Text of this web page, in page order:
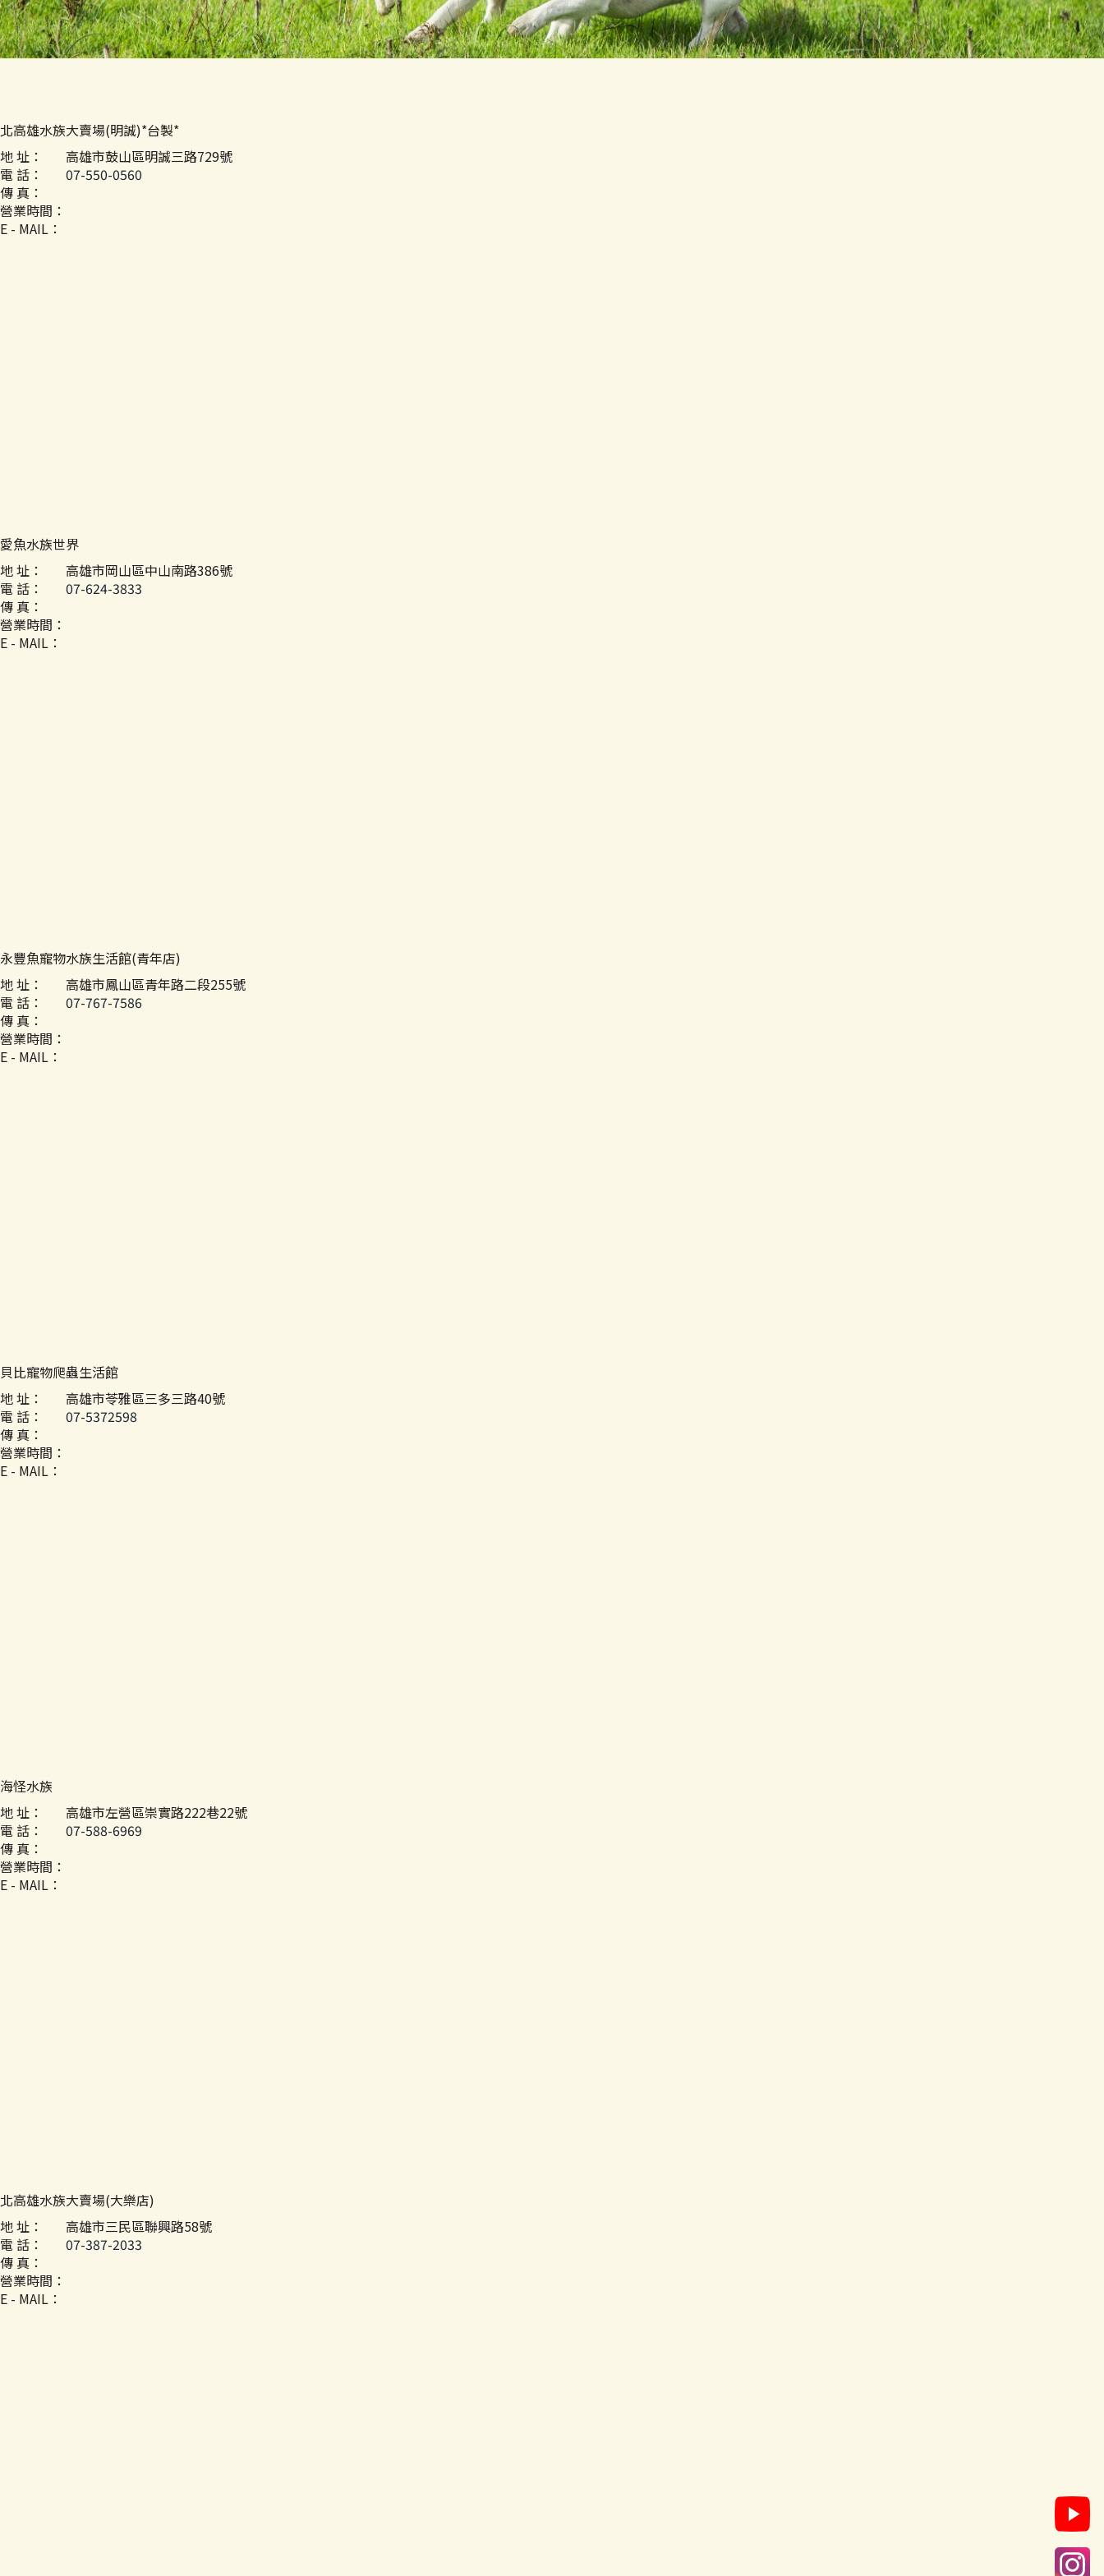
北高雄水族大賣場(明誠)*台製*
地 址：
高雄市鼓山區明誠三路729號
電 話：
07-550-0560
傳 真：
營業時間：
E - MAIL：
愛魚水族世界
地 址：
高雄市岡山區中山南路386號
電 話：
07-624-3833
傳 真：
營業時間：
E - MAIL：
永豐魚寵物水族生活館(青年店)
地 址：
高雄市鳳山區青年路二段255號
電 話：
07-767-7586
傳 真：
營業時間：
E - MAIL：
貝比寵物爬蟲生活館
地 址：
高雄市苓雅區三多三路40號
電 話：
07-5372598
傳 真：
營業時間：
E - MAIL：
海怪水族
地 址：
高雄市左營區崇實路222巷22號
電 話：
07-588-6969
傳 真：
營業時間：
E - MAIL：
北高雄水族大賣場(大樂店)
地 址：
高雄市三民區聯興路58號
電 話：
07-387-2033
傳 真：
營業時間：
E - MAIL：